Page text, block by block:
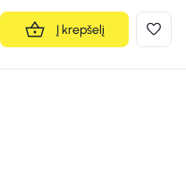
Į krepšelį